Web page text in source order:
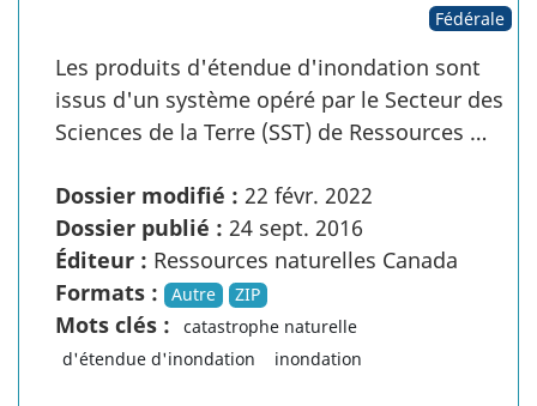
Fédérale
Les produits d'étendue d'inondation sont
issus d'un système opéré par le Secteur des
Sciences de la Terre (SST) de Ressources …
Dossier modifié : 22 févr. 2022
Dossier publié : 24 sept. 2016
Éditeur : Ressources naturelles Canada
Formats :
Autre ZIP
Mots clés :
catastrophe naturelle
d'étendue d'inondation
inondation